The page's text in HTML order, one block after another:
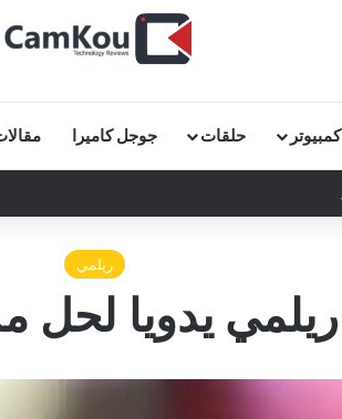
كمبيوتر حلقات جوجل كاميرا
كاملة في دقائق!
ريلمي
يدويا